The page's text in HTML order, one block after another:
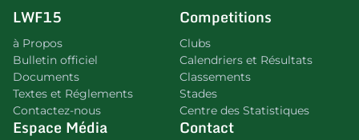
LWF15
à Propos
Bulletin officiel
Documents
Textes et Réglements
Contactez-nous
Competitions
Clubs
Calendriers et Résultats
Classements
Stades
Centre des Statistiques
Espace Média Contact